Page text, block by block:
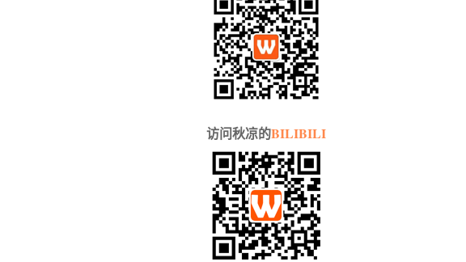
访问秋凉的BILIBILI